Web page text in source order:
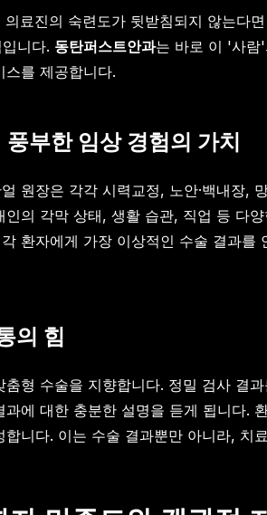
료진의 숙련도가 뒷받침되지 않는다
니다. 동탄퍼스트안과는 바로 이 '사람
를 제공합니다.
부한 임상 경험의 가치
원장은 각각 시력교정, 노안·백내장
의 각막 상태, 생활 습관, 직업 등 다
환자에게 가장 이상적인 수술 결과
의 힘
형 수술을 지향합니다. 정밀 검사 결
에 대한 충분한 설명을 듣게 됩니다
니다. 이는 수술 결과뿐만 아니라, 치